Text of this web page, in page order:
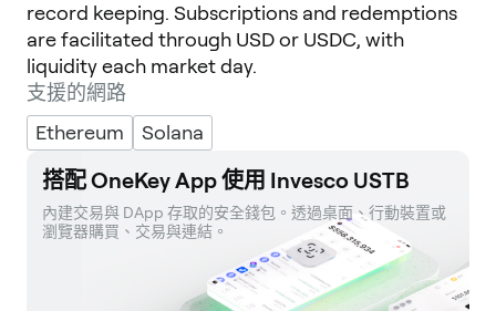
record keeping. Subscriptions and redemptions
are facilitated through USD or USDC, with
liquidity each market day.
支援的網路
Ethereum
Solana
搭配 OneKey App 使用 Invesco USTB
內建交易與 DApp 存取的安全錢包。透過桌面、行動裝置或
瀏覽器購買、交易與連結。